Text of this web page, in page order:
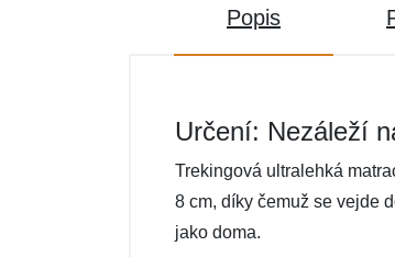
Popis
Určení: Nezáleží
Trekingová ultralehká
8 cm, díky čemuž se vejde
jako doma.